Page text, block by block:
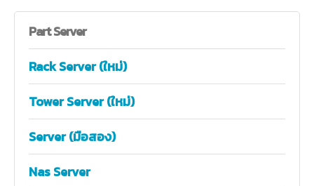
PartServer
Rack Server (ใหม่)
Tower Server (ใหม่)
Server (มือสอง)
Nas Server